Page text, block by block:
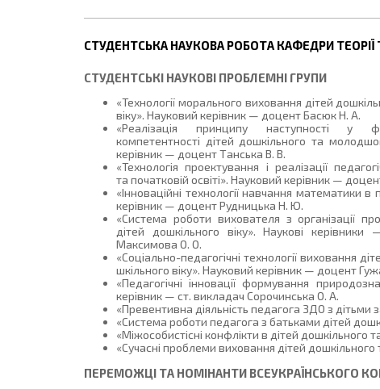
СТУДЕНТСЬКА НАУКОВА РОБОТА КАФЕДРИ
СТУДЕНТСЬКІ НАУКОВІ ПРОБЛЕМНІ ГРУПИ
«Технології морального виховання дітей
віку». Науковий керівник — доцент Басюк Н. А.
«Реалізація принципу наступності у
компетентності дітей дошкільного та
керівник — доцент Танська В. В.
«Технологія проектування і реалізації
та початковій освіті». Науковий керівник —
«Інноваційні технології навчання математики
керівник — доцент Рудницька Н. Ю.
«Система роботи вихователя з організації
дітей дошкільного віку». Наукові
Максимова О. О.
«Соціально-педагогічні технології виховання
шкільного віку». Науковий керівник — доцент
«Педагогічні інновації формування
керівник — ст. викладач Сорочинська О. А.
«Превентивна діяльність педагога ЗДО з дітьми
«Система роботи педагога з батьками дітей
«Міжособистісні конфлікти в дітей
«Сучасні проблеми виховання дітей
ПЕРЕМОЖЦІ ТА НОМІНАНТИ ВСЕУКРАЇНСЬКОГО